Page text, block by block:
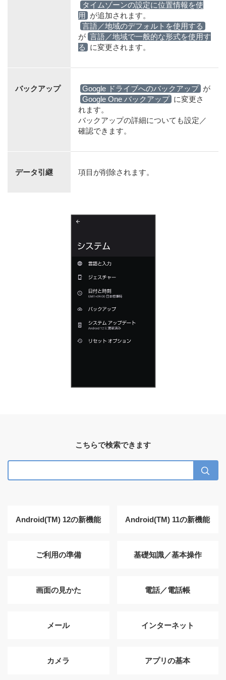
タイムゾーンの設定に位置情報を使
用
が追加されます。
言語／地域のデフォルトを使用する
が 言語／地域で一般的な形式を使用す
る
に変更されます。
バックアップ Google ドライブへのバックアップ が
Google One バックアップ に変更さ
れます。
バックアップの詳細についても設定／
確認できます。
データ引継 項目が削除されます。
こちらで検索できます
Android(TM) 12の新機能 Android(TM) 11の新機能
ご利用の準備 基礎知識／基本操作
画面の見かた 電話／電話帳
メール インターネット
カメラ アプリの基本